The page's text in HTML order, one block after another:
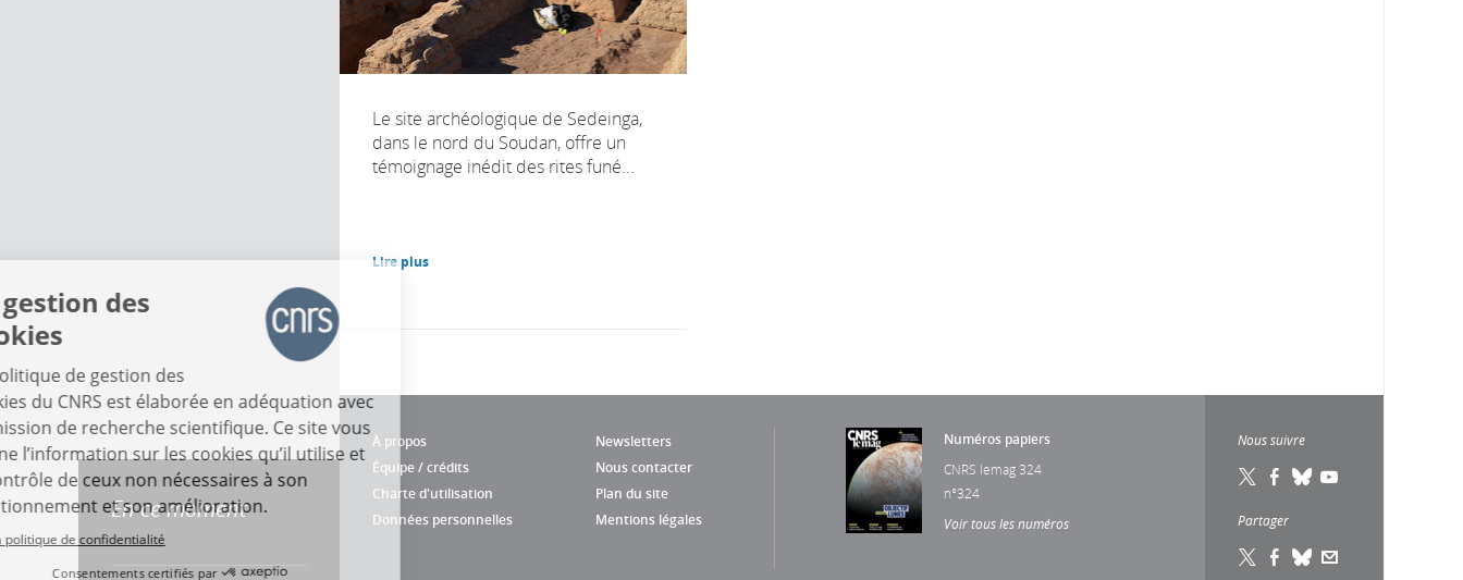
Le site archéologique de Sedeinga,
dans le nord du Soudan, offre un
témoignage inédit des rites funé...
Lire plus
À propos
Newsletters
Équipe / crédits
Nous contacter
Charte d'utilisation
Plan du site
Données personnelles
Mentions légales
Numéros papiers
CNRS lemag 324
n°324
Voir tous les numéros
Nous suivre
Partager
En ce moment
La gestion des
cookies
La politique de gestion des
cookies du CNRS est élaborée en adéquation avec
sa mission de recherche scientifique. Ce site vous
donne l’information sur les cookies qu’il utilise et
le contrôle de ceux non nécessaires à son
fonctionnement et son amélioration.
Lire la politique de confidentialité
Consentements certifiés par